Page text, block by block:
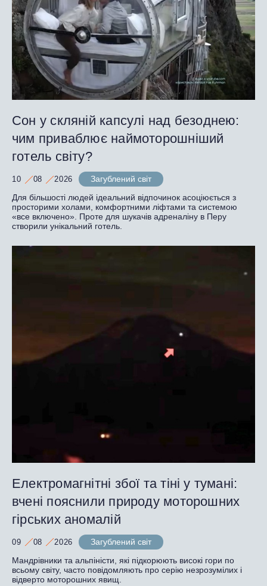
Сон у скляній капсулі над безоднею:
чим приваблює наймоторошніший
готель світу?
10 08 2026
Загублений світ
Для більшості людей ідеальний відпочинок асоціюється з
просторими холами, комфортними ліфтами та системою
«все включено». Проте для шукачів адреналіну в Перу
створили унікальний готель.
Електромагнітні збої та тіні у тумані:
вчені пояснили природу моторошних
гірських аномалій
09 08 2026
Загублений світ
Мандрівники та альпіністи, які підкорюють високі гори по
всьому світу, часто повідомляють про серію незрозумілих і
відверто моторошних явищ.